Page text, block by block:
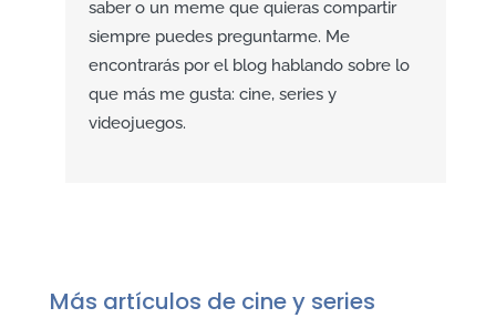
saber o un meme que quieras compartir
siempre puedes preguntarme. Me
encontrarás por el blog hablando sobre lo
que más me gusta: cine, series y
videojuegos.
Más artículos de cine y series